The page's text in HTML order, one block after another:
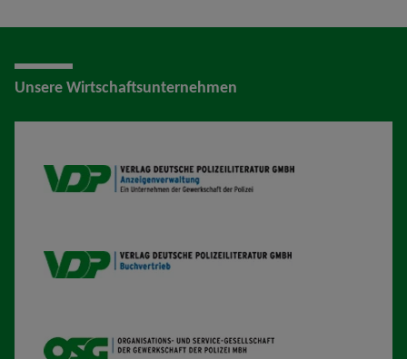
Unsere Wirtschaftsunternehmen
VDP AV
VDP B
OSG